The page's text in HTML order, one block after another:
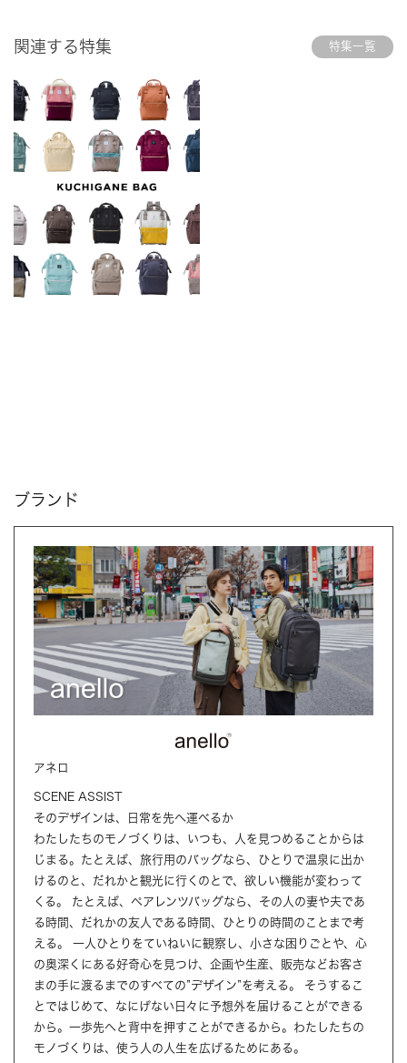
関連する特集 特集一覧
ブランド
アネロ
SCENE ASSIST
そのデザインは、日常を先へ運べるか
わたしたちのモノづくりは、いつも、人を見つめることからは
じまる。たとえば、旅行用のバッグなら、ひとりで温泉に出か
けるのと、だれかと観光に行くのとで、欲しい機能が変わって
くる。 たとえば、ペアレンツバッグなら、その人の妻や夫であ
る時間、だれかの友人である時間、ひとりの時間のことまで考
える。 一人ひとりをていねいに観察し、小さな困りごとや、心
の奥深くにある好奇心を見つけ、企画や生産、販売などお客さ
まの手に渡るまでのすべての”デザイン”を考える。 そうするこ
とではじめて、なにげない日々に予想外を届けることができる
から。一歩先へと背中を押すことができるから。わたしたちの
モノづくりは、使う人の人生を広げるためにある。